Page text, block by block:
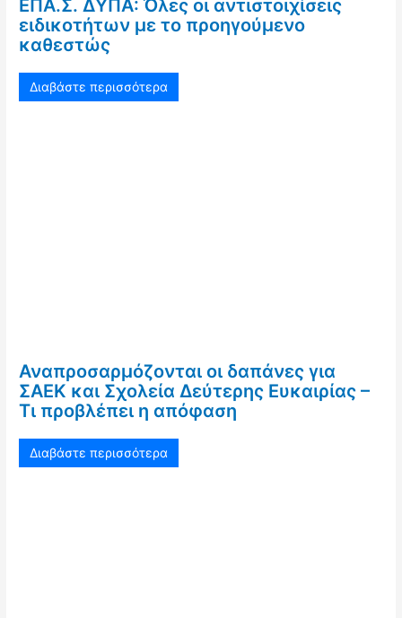
ΕΠΑ.Σ. ΔΥΠΑ: Όλες οι αντιστοιχίσεις
ειδικοτήτων με το προηγούμενο
καθεστώς
Διαβάστε περισσότερα
Αναπροσαρμόζονται οι δαπάνες για
ΣΑΕΚ και Σχολεία Δεύτερης Ευκαιρίας –
Τι προβλέπει η απόφαση
Διαβάστε περισσότερα